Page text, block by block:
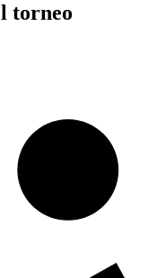
torneo